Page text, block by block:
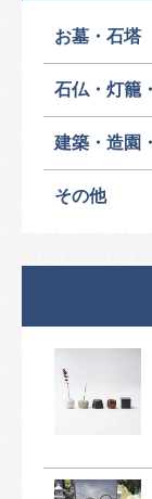
お墓・石塔
石仏・灯籠
建築・造園
その他